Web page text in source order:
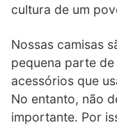
cultura de um
Nossas camisas
pequena parte
acessórios que
No entanto, não
importante. Por